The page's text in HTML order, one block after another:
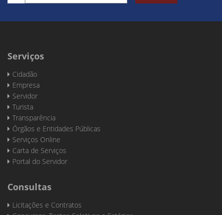
Serviços
Cidadão
Empresa
Servidor
Turista
Transparência
Órgãos e Entidades Públicas
Serviços Online
Carta de Serviços
Portal do Servidor
Consultas
Licitações e Contratos